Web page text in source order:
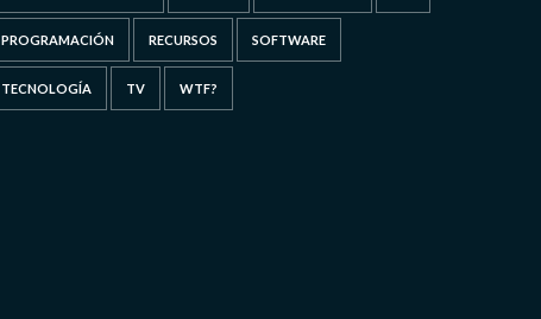
PROGRAMACIÓN RECURSOS SOFTWARE
TECNOLOGÍA TV WTF?